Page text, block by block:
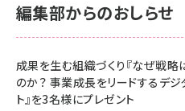
編集部からのおしらせ
成果を生む組織づくり『なぜ戦
のか？ 事業成長をリードするデジ
ト』を3名様にプレゼント